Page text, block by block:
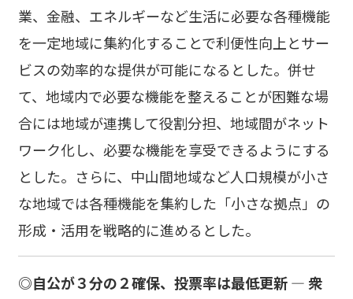
業、金融、エネルギーなど生活に必要な各種機能
を一定地域に集約化することで利便性向上とサー
ビスの効率的な提供が可能になるとした。併せ
て、地域内で必要な機能を整えることが困難な場
合には地域が連携して役割分担、地域間がネット
ワーク化し、必要な機能を享受できるようにする
とした。さらに、中山間地域など人口規模が小さ
な地域では各種機能を集約した「小さな拠点」の
形成・活用を戦略的に進めるとした。
◎自公が３分の２確保、投票率は最低更新 ― 衆